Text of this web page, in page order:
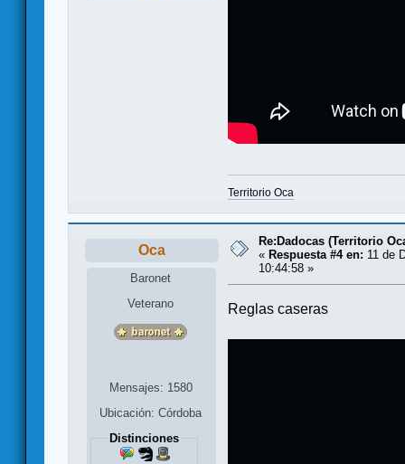
Territorio Oca
Oca
Baronet
Veterano
Mensajes: 1580
Ubicación: Córdoba
Distinciones
Re:Dadocas (Territorio
« Respuesta #4 en: 11 de
10:44:58 »
Reglas caseras